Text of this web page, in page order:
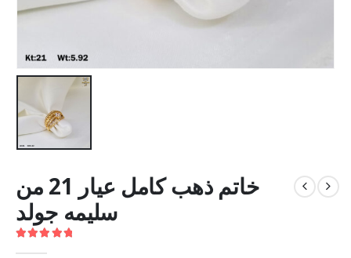
خاتم ذهب كامل عيار 21 من
سليمه جولد